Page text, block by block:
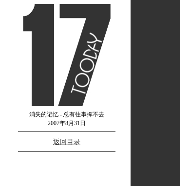
消失的记忆 - 总有往事挥不去
2007年8月31日
返回目录